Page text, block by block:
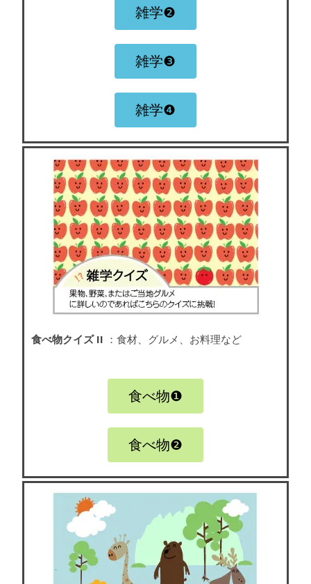
雑学❷
雑学❸
雑学❹
食べ物クイズ II ：食材、グルメ、お料理など
食べ物❶
食べ物❷